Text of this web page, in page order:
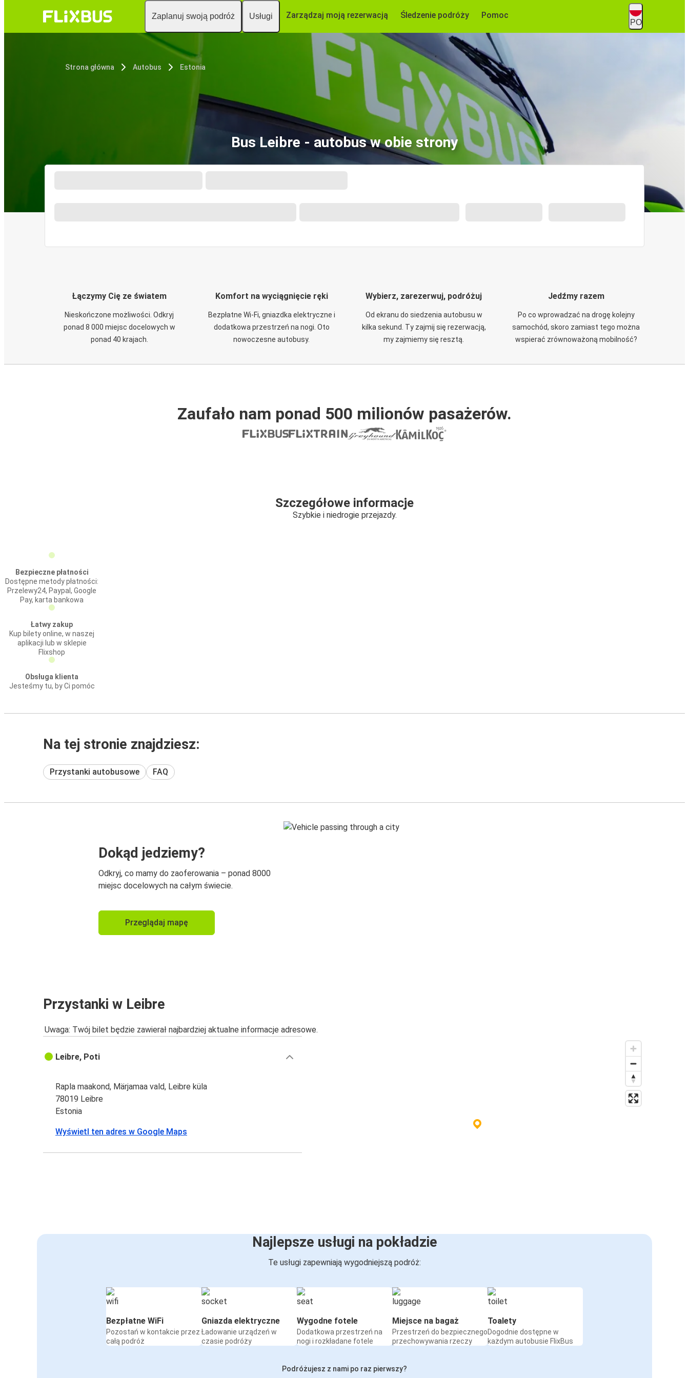
Zaplanuj swoją podróż Usługi Zarządzaj moją rezerwacją Śledzenie podróży Pomoc
PO
Strona główna Autobus Estonia
Bus Leibre - autobus w obie strony
Łączymy Cię ze światem
Nieskończone możliwości. Odkryj
ponad 8 000 miejsc docelowych w
ponad 40 krajach.
Komfort na wyciągnięcie ręki
Bezpłatne Wi-Fi, gniazdka elektryczne i
dodatkowa przestrzeń na nogi. Oto
nowoczesne autobusy.
Wybierz, zarezerwuj, podróżuj
Od ekranu do siedzenia autobusu w
kilka sekund. Ty zajmij się rezerwacją,
my zajmiemy się resztą.
Jedźmy razem
Po co wprowadzać na drogę kolejny
samochód, skoro zamiast tego można
wspierać zrównoważoną mobilność?
Zaufało nam ponad 500 milionów pasażerów.
Szczegółowe informacje
Szybkie i niedrogie przejazdy.
Bezpieczne płatności
Dostępne metody płatności:
Przelewy24, Paypal, Google
Pay, karta bankowa
Łatwy zakup
Kup bilety online, w naszej
aplikacji lub w sklepie
Flixshop
Obsługa klienta
Jesteśmy tu, by Ci pomóc
Na tej stronie znajdziesz:
Przystanki autobusowe FAQ
Dokąd jedziemy?
Odkryj, co mamy do zaoferowania – ponad 8000
miejsc docelowych na całym świecie.
Przeglądaj mapę
Przystanki w Leibre
Uwaga: Twój bilet będzie zawierał najbardziej aktualne informacje adresowe.
Leibre, Poti
Rapla maakond, Märjamaa vald, Leibre küla
78019 Leibre
Estonia
Wyświetl ten adres w Google Maps
Najlepsze usługi na pokładzie
Te usługi zapewniają wygodniejszą podróż:
Bezpłatne WiFi
Pozostań w kontakcie przez
całą podróż
Gniazda elektryczne
Ładowanie urządzeń w
czasie podróży
Wygodne fotele
Dodatkowa przestrzeń na
nogi i rozkładane fotele
Miejsce na bagaż
Przestrzeń do bezpiecznego
przechowywania rzeczy
Toalety
Dogodnie dostępne w
każdym autobusie FlixBus
Podróżujesz z nami po raz pierwszy?